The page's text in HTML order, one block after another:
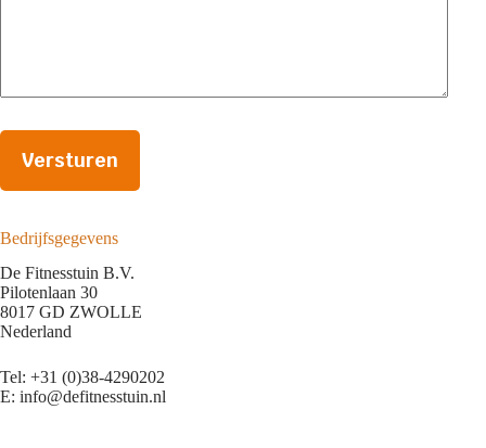
Bedrijfsgegevens
De Fitnesstuin B.V.
Pilotenlaan 30
8017 GD ZWOLLE
Nederland
Tel: +31 (0)38-4290202
E: info@defitnesstuin.nl